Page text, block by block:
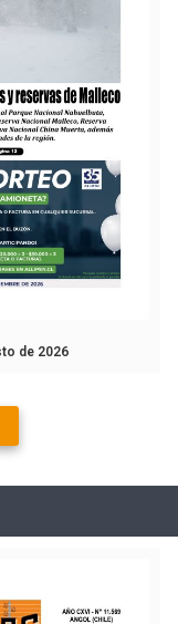
de 2026